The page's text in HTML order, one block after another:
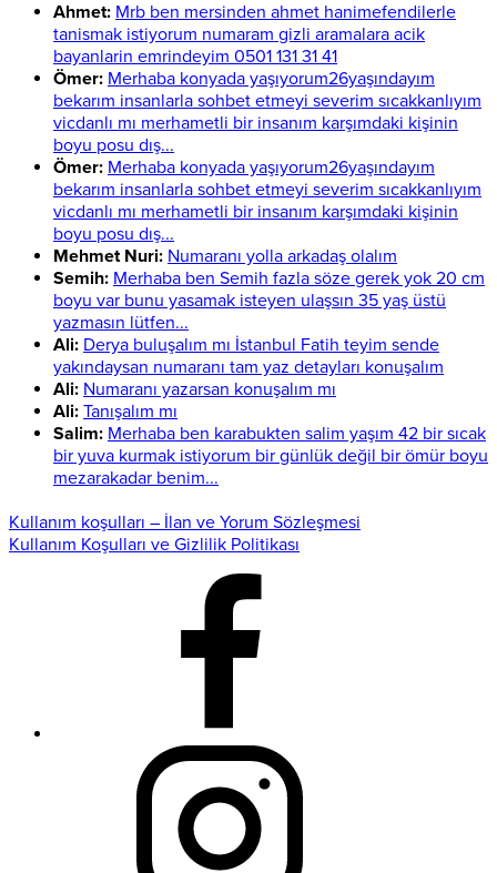
Ahmet: Mrb ben mersinden ahmet hanimefendilerle
tanismak istiyorum numaram gizli aramalara acik
bayanlarin emrindeyim 0501 131 31 41
Ömer: Merhaba konyada yaşıyorum26yaşındayım
bekarım insanlarla sohbet etmeyi severim sıcakkanlıyım
vicdanlı mı merhametli bir insanım karşımdaki kişinin
boyu posu dış...
Ömer: Merhaba konyada yaşıyorum26yaşındayım
bekarım insanlarla sohbet etmeyi severim sıcakkanlıyım
vicdanlı mı merhametli bir insanım karşımdaki kişinin
boyu posu dış...
Mehmet Nuri: Numaranı yolla arkadaş olalım
Semih: Merhaba ben Semih fazla söze gerek yok 20 cm
boyu var bunu yasamak isteyen ulaşsın 35 yaş üstü
yazmasın lütfen...
Ali: Derya buluşalım mı İstanbul Fatih teyim sende
yakındaysan numaranı tam yaz detayları konuşalım
Ali: Numaranı yazarsan konuşalım mı
Ali: Tanışalım mı
Salim: Merhaba ben karabukten salim yaşım 42 bir sıcak
bir yuva kurmak istiyorum bir günlük değil bir ömür boyu
mezarakadar benim...
Kullanım koşulları – İlan ve Yorum Sözleşmesi
Kullanım Koşulları ve Gizlilik Politikası